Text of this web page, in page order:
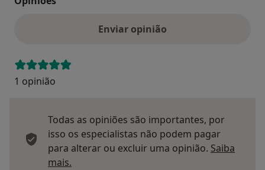
Enviar opinião
1 opinião
Todas as opiniões são importantes, por
isso os especialistas não podem pagar
para alterar ou excluir uma opinião. Saiba
mais.